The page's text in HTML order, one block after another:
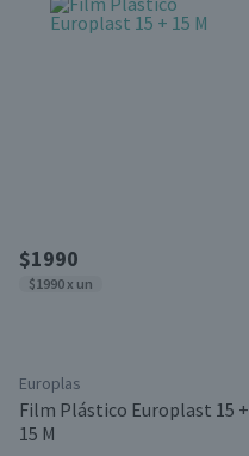
$1990
$1990 x un
Europlas
Film Plástico Europlast 15 +
15 M